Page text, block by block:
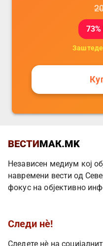
73
ВЕСТИМАК.MK
Независен медиум кој
навремени вести од
фокус на објективно
Следи нè!
Следете нè на